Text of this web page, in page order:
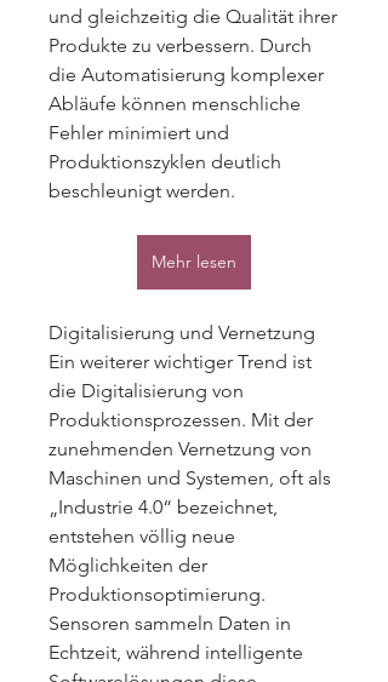
und gleichzeitig die Qualität ihrer
Produkte zu verbessern. Durch
die Automatisierung komplexer
Abläufe können menschliche
Fehler minimiert und
Produktionszyklen deutlich
beschleunigt werden.
Mehr lesen
Digitalisierung und Vernetzung
Ein weiterer wichtiger Trend ist
die Digitalisierung von
Produktionsprozessen. Mit der
zunehmenden Vernetzung von
Maschinen und Systemen, oft als
„Industrie 4.0“ bezeichnet,
entstehen völlig neue
Möglichkeiten der
Produktionsoptimierung.
Sensoren sammeln Daten in
Echtzeit, während intelligente